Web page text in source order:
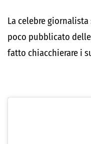
La celebre
poco pubblicato delle
fatto chiacchierare i